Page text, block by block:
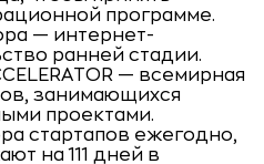
программе.
— интернет-
ранней стадии.
— всемирная
занимающихся
проектами.
стартапов ежегодно,
на 111 дней в